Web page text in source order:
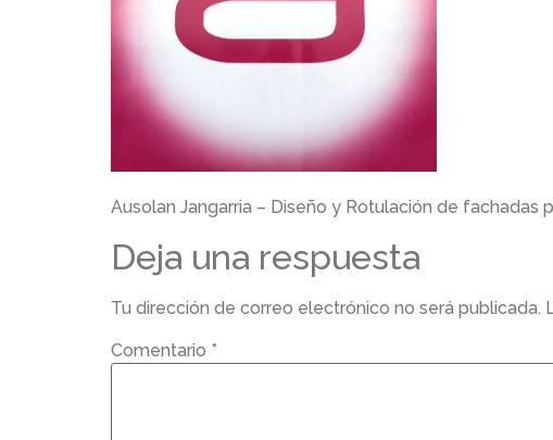
Ausolan Jangarria – Diseño y Rotulación de
Deja una respuesta
Tu dirección de correo electrónico no será publicada.
Comentario *